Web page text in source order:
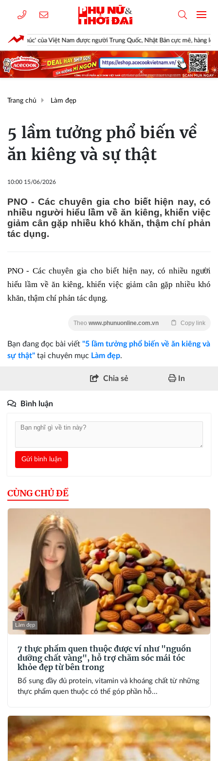
của Việt Nam được người Trung Quốc, Nhật Bản cực mê, hàng loạt đại gia
Trang chủ Làm đẹp
5 lầm tưởng phổ biến về
ăn kiêng và sự thật
10:00 15/06/2026
PNO - Các chuyên gia cho biết hiện nay, có
nhiều người hiểu lầm về ăn kiêng, khiến việc
giảm cân gặp nhiều khó khăn, thậm chí phản
tác dụng.
PNO - Các chuyên gia cho biết hiện nay, có nhiều người
hiểu lầm về ăn kiêng, khiến việc giảm cân gặp nhiều khó
khăn, thậm chí phản tác dụng.
Theo www.phunuonline.com.vn Copy link
Bạn đang đọc bài viết "5 lầm tưởng phổ biến về ăn kiêng và
sự thật" tại chuyên mục Làm đẹp.
Chia sẻ In
Bình luận
Gửi bình luận
CÙNG CHỦ ĐỀ
Làm đẹp
7 thực phẩm quen thuộc được ví như "nguồn
dưỡng chất vàng", hỗ trợ chăm sóc mái tóc
khỏe đẹp từ bên trong
Bổ sung đầy đủ protein, vitamin và khoáng chất từ những
thực phẩm quen thuộc có thể góp phần hỗ...